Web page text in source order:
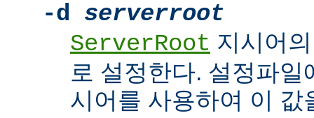
-d serverroot
ServerRoot 지시어
로 설정한다. 설정파
시어를 사용하여 이 값